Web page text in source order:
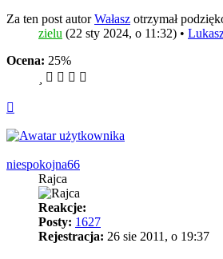
Za ten post autorWałasz otrzymał
zielu (22 sty 2024, o 11:32) •
Ocena: 25%
niespokojna66
Rajca
Reakcje:
Posty: 1627
Rejestracja: 26 sie 2011, o 19:37